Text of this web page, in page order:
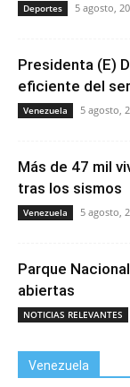
Deportes 5 agosto,
Presidenta (E)
eficiente del
Venezuela 5 agosto,
Más de 47 mil
tras los sismos
Venezuela 5 agosto,
Parque
abiertas
NOTICIAS RELEVANTES
Venezuela